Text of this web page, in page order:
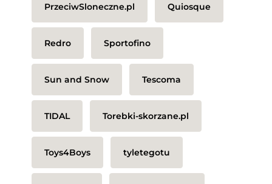
PrzeciwSloneczne.pl Quiosque
Redro Sportofino
Sun and Snow Tescoma
TIDAL Torebki-skorzane.pl
Toys4Boys tyletegotu